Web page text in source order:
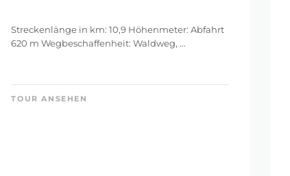
Streckenlänge in km: 10,9 Höhenmeter: Abfahrt
620 m Wegbeschaffenheit: Waldweg, ...
TOUR ANSEHEN